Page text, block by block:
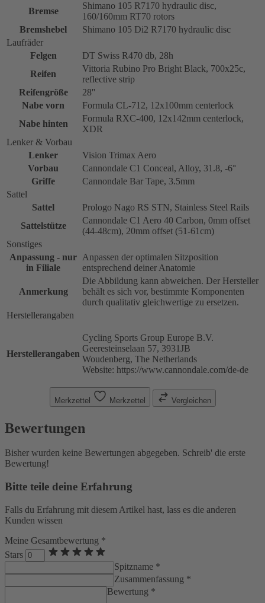
Bremse
Shimano 105 R7170 hydraulic disc,
160/160mm RT70 rotors
Bremshebel
Shimano 105 Di2 R7170 hydraulic disc
Laufräder
Felgen
DT Swiss R470 db, 28h
Reifen
Vittoria Rubino Pro Bright Black, 700x25c,
reflective strip
Reifengröße
28''
Nabe vorn
Formula CL-712, 12x100mm centerlock
Nabe hinten
Formula RXC-400, 12x142mm centerlock,
XDR
Lenker & Vorbau
Lenker
Vision Trimax Aero
Vorbau
Cannondale C1 Conceal, Alloy, 31.8, -6°
Griffe
Cannondale Bar Tape, 3.5mm
Sattel
Sattel
Prologo Nago RS STN, Stainless Steel Rails
Sattelstütze
Cannondale C1 Aero 40 Carbon, 0mm offset
(44-48cm), 20mm offset (51-61cm)
Sonstiges
Anpassung - nur
in Filiale
Anpassen der optimalen Sitzposition
entsprechend deiner Anatomie
Anmerkung
Die Abbildung kann abweichen. Der Hersteller
behält es sich vor, bestimmte Komponenten
durch qualitativ gleichwertige zu ersetzen.
Herstellerangaben
Herstellerangaben
Cycling Sports Group Europe B.V.
Geeresteinselaan 57, 3931JB
Woudenberg, The Netherlands
Website: https://www.cannondale.com/de-de
Merkzettel Merkzettel Vergleichen
Bewertungen
Bisher wurden keine Bewertungen abgegeben. Schreib' die erste
Bewertung!
Bitte teile deine Erfahrung
Falls du Erfahrung mit diesem Artikel hast, lass es die anderen
Kunden wissen
Meine Gesamtbewertung *
Stars
Spitzname *
Zusammenfassung *
Bewertung *